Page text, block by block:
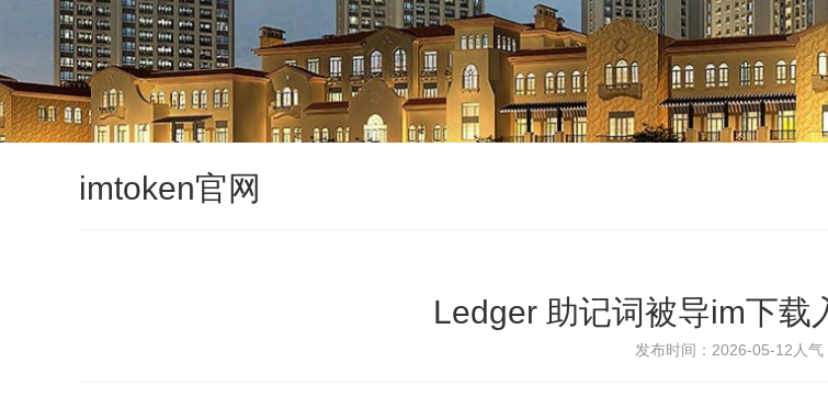
imtoken官网
Ledger 助记词被导im下载
发布时间：2026-05-12 人气